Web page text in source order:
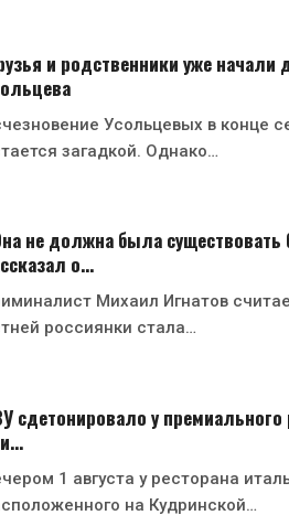
и родственники уже
Усольцевых в конце
загадкой. Однако…
не должна была существовать
о…
Михаил Игнатов
россиянки стала…
сдетонировало у
1 августа у ресторана
на Кудринской…